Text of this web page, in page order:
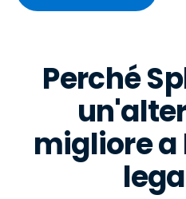
Perché
migliore a